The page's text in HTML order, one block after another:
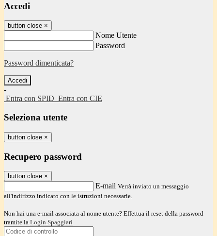
Accedi
button close ×
Nome Utente
Password
Password dimenticata?
-
Entra con SPID Entra con CIE
Seleziona utente
button close ×
Recupero password
button close ×
E-mail Verrà inviato un messaggio
all'indirizzo indicato con le istruzioni necessarie.
Non hai una e-mail associata al nome utente? Effettua il reset della password
tramite la Login Spaggiari